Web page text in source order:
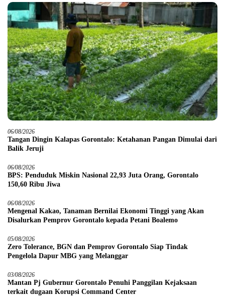
06/08/2026
Tangan Dingin Kalapas Gorontalo: Ketahanan Pangan Dimulai dari
Balik Jeruji
06/08/2026
BPS: Penduduk Miskin Nasional 22,93 Juta Orang, Gorontalo
150,60 Ribu Jiwa
06/08/2026
Mengenal Kakao, Tanaman Bernilai Ekonomi Tinggi yang Akan
Disalurkan Pemprov Gorontalo kepada Petani Boalemo
05/08/2026
Zero Tolerance, BGN dan Pemprov Gorontalo Siap Tindak
Pengelola Dapur MBG yang Melanggar
03/08/2026
Mantan Pj Gubernur Gorontalo Penuhi Panggilan Kejaksaan
terkait dugaan Korupsi Command Center